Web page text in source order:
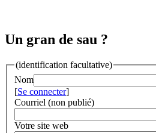
Un gran de sau ?
(identification facultative)
Nom
[Se connecter]
Courriel (non publié)
Votre site web